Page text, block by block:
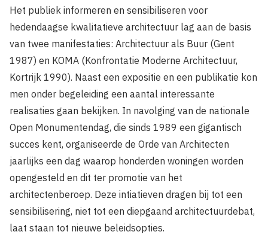
Het publiek informeren en sensibiliseren voor
hedendaagse kwalitatieve architectuur lag aan de basis
van twee manifestaties: Architectuur als Buur (Gent
1987) en KOMA (Konfrontatie Moderne Architectuur,
Kortrijk 1990). Naast een expositie en een publikatie kon
men onder begeleiding een aantal interessante
realisaties gaan bekijken. In navolging van de nationale
Open Monumentendag, die sinds 1989 een gigantisch
succes kent, organiseerde de Orde van Architecten
jaarlijks een dag waarop honderden woningen worden
opengesteld en dit ter promotie van het
architectenberoep. Deze intiatieven dragen bij tot een
sensibilisering, niet tot een diepgaand architectuurdebat,
laat staan tot nieuwe beleidsopties.